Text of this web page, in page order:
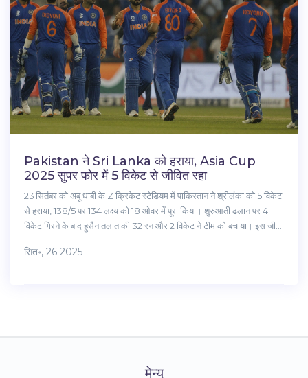
Pakistan ने Sri Lanka को हराया, Asia Cup
2025 सुपर फोर में 5 विकेट से जीवित रहा
23 सितंबर को अबू धाबी के Z क्रिकेट स्टेडियम में पाकिस्तान ने श्रीलंका को 5 विकेट
से हराया, 138/5 पर 134 लक्ष्य को 18 ओवर में पूरा किया। शुरुआती ढलान पर 4
विकेट गिरने के बाद हुसैन तलात की 32 रन और 2 विकेट ने टीम को बचाया। इस जीत
सित॰, 26 2025
मेन्यू